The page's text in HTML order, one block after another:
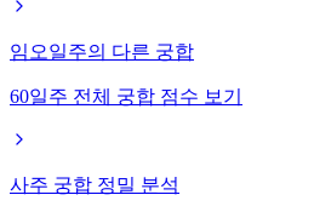
임오일주의 다른 궁합
60일주 전체 궁합 점수 보기
사주 궁합 정밀 분석